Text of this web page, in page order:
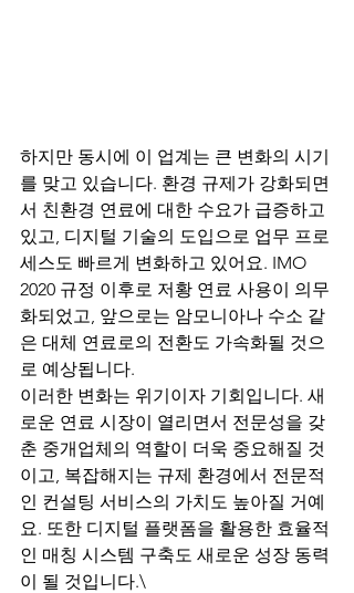
하지만 동시에 이 업계는 큰 변화의 시기
를 맞고 있습니다. 환경 규제가 강화되면
서 친환경 연료에 대한 수요가 급증하고
있고, 디지털 기술의 도입으로 업무 프로
세스도 빠르게 변화하고 있어요. IMO
2020 규정 이후로 저황 연료 사용이 의무
화되었고, 앞으로는 암모니아나 수소 같
은 대체 연료로의 전환도 가속화될 것으
로 예상됩니다.
이러한 변화는 위기이자 기회입니다. 새
로운 연료 시장이 열리면서 전문성을 갖
춘 중개업체의 역할이 더욱 중요해질 것
이고, 복잡해지는 규제 환경에서 전문적
인 컨설팅 서비스의 가치도 높아질 거예
요. 또한 디지털 플랫폼을 활용한 효율적
인 매칭 시스템 구축도 새로운 성장 동력
이 될 것입니다.\